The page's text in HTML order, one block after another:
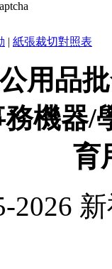
| 紙張裁切對照表
用品
機器/
育
2026